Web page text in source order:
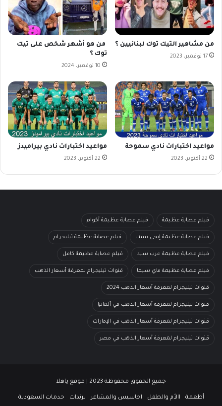
من مشاهير التيك توك لبنانيين ؟
17 نوفمبر، 2023
من هو أشهر شخص على تيك
توك ؟
10 نوفمبر، 2024
مواعيد اختبارات نادي سموحة
22 أكتوبر، 2023
مواعيد اختبارات نادي بيراميدز
22 أكتوبر، 2023
فيلم عصابة عظيمة فيلم عصابة عظيمة أكوام
فيلم عصابة عظيمة إيجي بست فيلم عصابة عظيمة تيليجرام
فيلم عصابة عظيمة عرب سيد فيلم عصابة عظيمة كامل
فيلم عصابة عظيمة ماي سيما قنوات تيليجرام لمعرفة أسعار الذهب
قنوات تيليجرام لمعرفة أسعار الذهب 2024
قنوات تيليجرام لمعرفة أسعار الذهب في ألمانيا
قنوات تيليجرام لمعرفة أسعار الذهب في الإمارات
قنوات تيليجرام لمعرفة أسعار الذهب في مصر
جميع الحقوق محفوظة 2023 | موقع ياهلا
أطعمة االأم والطفل احاسيس والمشاعر ترندات حدمات السعودية